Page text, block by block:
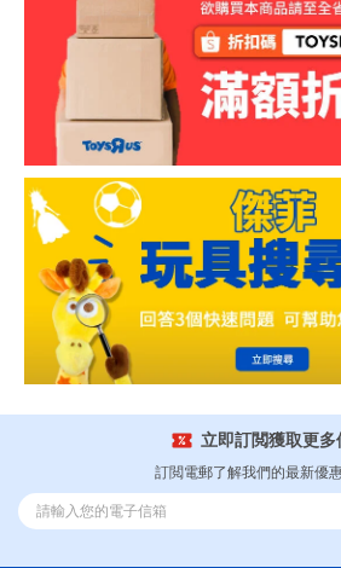
立即訂閲獲取更多
訂閲電郵了解我們的最新優